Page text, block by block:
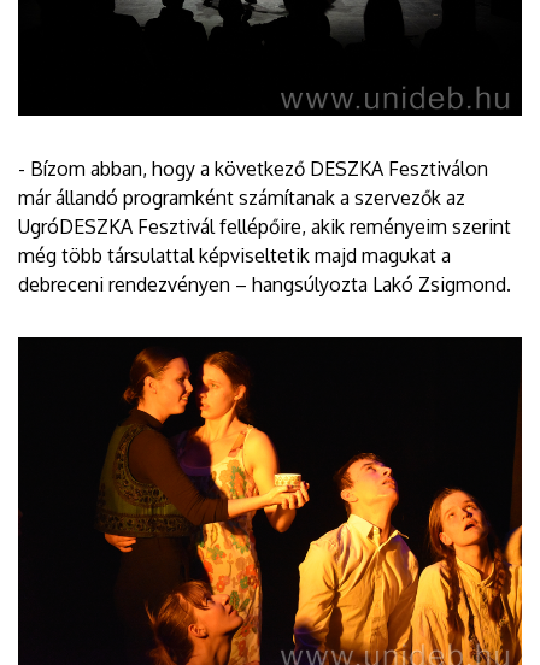
- Bízom abban, hogy a következő DESZKA Fesztiválon
már állandó programként számítanak a szervezők az
UgróDESZKA Fesztivál fellépőire, akik reményeim szerint
még több társulattal képviseltetik majd magukat a
debreceni rendezvényen – hangsúlyozta Lakó Zsigmond.